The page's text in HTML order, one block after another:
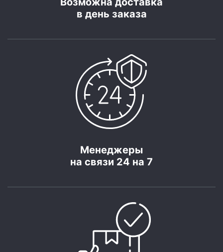
в день заказа
Менеджеры
на связи 24 на 7